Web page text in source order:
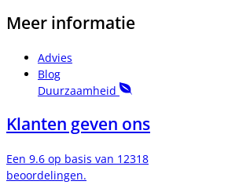
Meer informatie
Advies
Blog
Duurzaamheid
Klanten geven ons
Een 9.6 op basis van 12318
beoordelingen.